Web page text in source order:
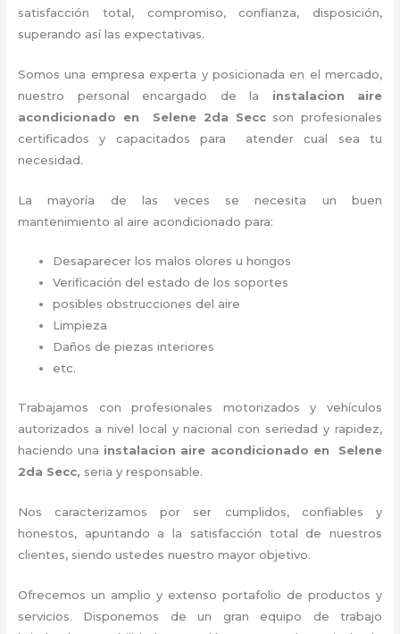
satisfacción total, compromiso, confianza, disposición,
superando así las expectativas.
Somos una empresa experta y posicionada en el mercado,
nuestro personal encargado de la instalacion aire
acondicionado en Selene 2da Secc son profesionales
certificados y capacitados para atender cual sea tu
necesidad.
La mayoría de las veces se necesita un buen
mantenimiento al aire acondicionado para:
Desaparecer los malos olores u hongos
Verificación del estado de los soportes
posibles obstrucciones del aire
Limpieza
Daños de piezas interiores
etc.
Trabajamos con profesionales motorizados y vehículos
autorizados a nivel local y nacional con seriedad y rapidez,
haciendo una instalacion aire acondicionado en Selene
2da Secc, seria y responsable.
Nos caracterizamos por ser cumplidos, confiables y
honestos, apuntando a la satisfacción total de nuestros
clientes, siendo ustedes nuestro mayor objetivo.
Ofrecemos un amplio y extenso portafolio de productos y
servicios. Disponemos de un gran equipo de trabajo